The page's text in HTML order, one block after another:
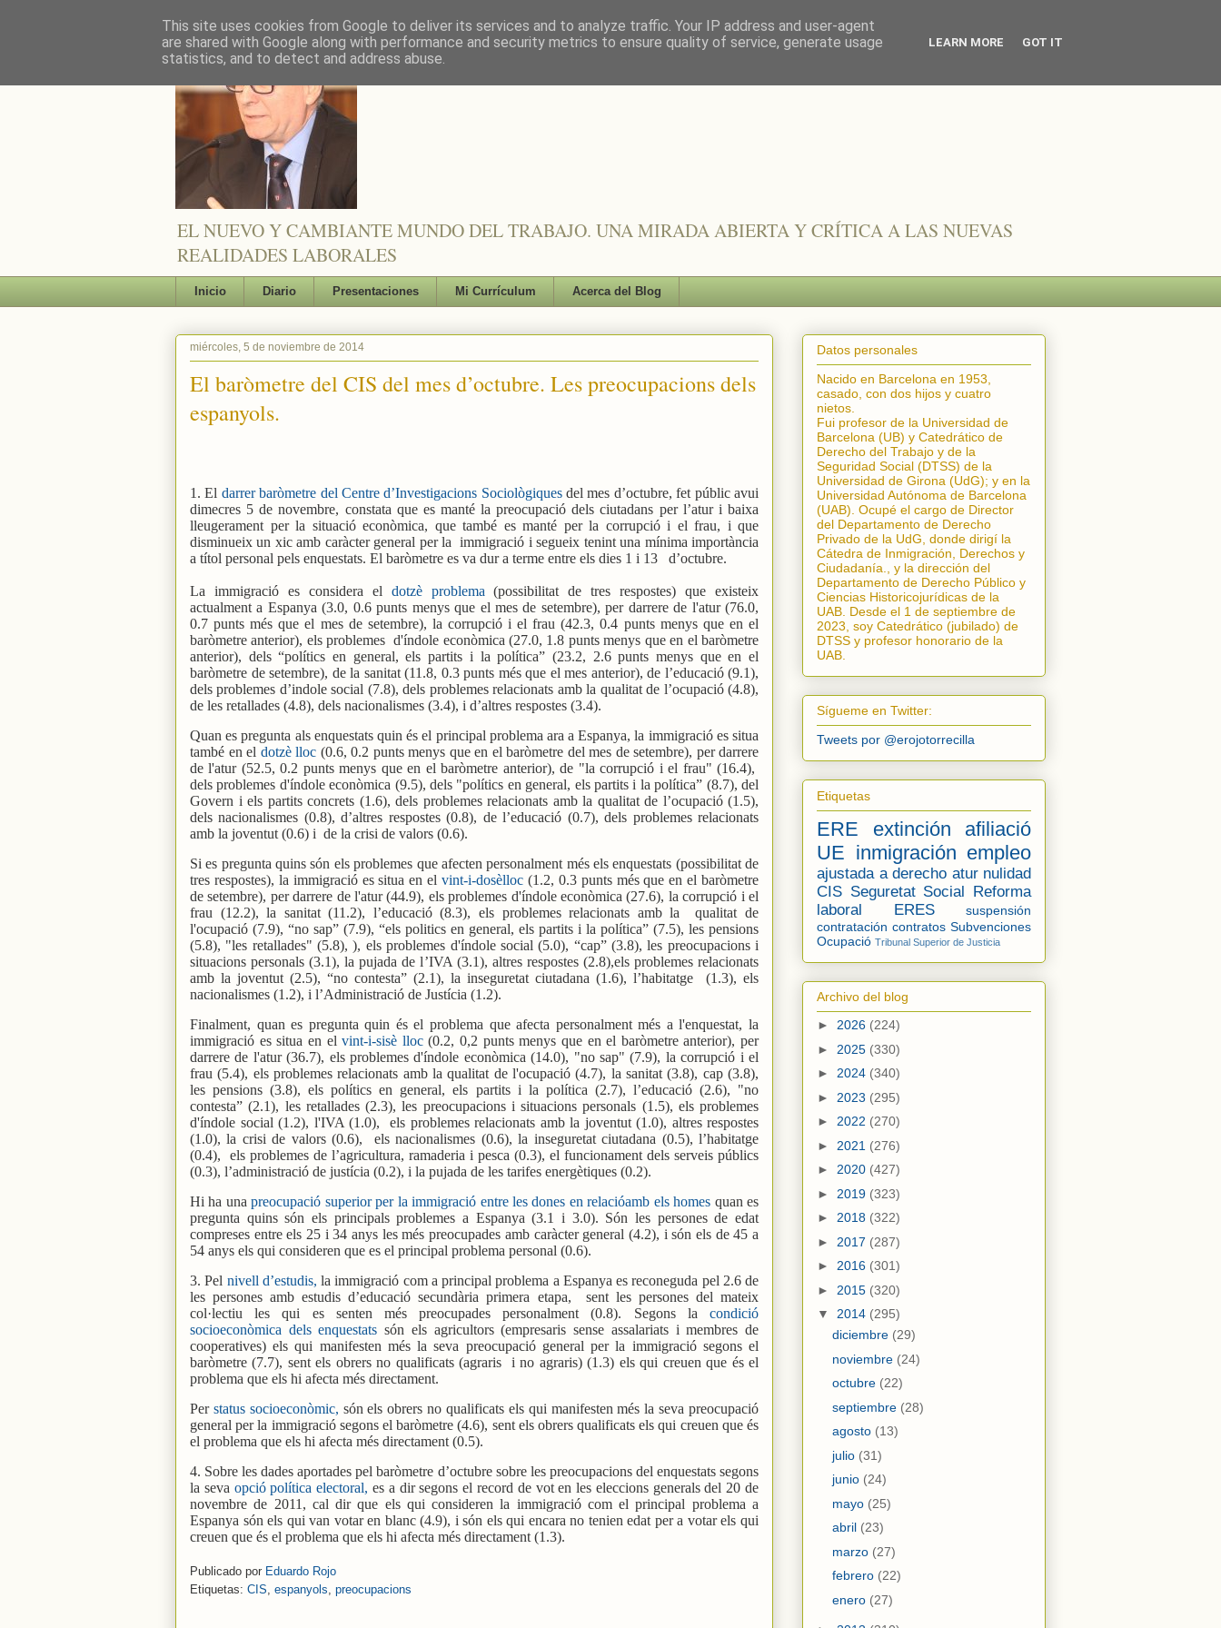
EL NUEVO Y CAMBIANTE MUNDO DEL TRABAJO. UNA MIRADA ABIERTA Y CRÍTICA A LAS NUEVAS
REALIDADES LABORALES
Inicio Diario Presentaciones Mi Currículum Acerca del Blog
miércoles, 5 de noviembre de 2014
El baròmetre del CIS del mes d’octubre. Les preocupacions dels
espanyols.
1. El darrer baròmetre del Centre d’Investigacions Sociològiquesdel mes d’octubre,fet públic avui
dimecres 5 de novembre, constata que es manté la preocupació dels ciutadans per l’atur i baixa
lleugerament per la situació econòmica, que també es manté per la corrupció i el frau, i que
disminueix un xic amb caràcter general per la
immigració i segueix tenint una mínima importància
a títol personal pels enquestats. El baròmetre es va dur a terme entre els dies 1 i 13
d’octubre.
La immigració es considera el dotzè problema (possibilitat de tres respostes) que existeix
actualment a Espanya (3.0, 0.6 punts menys que el mes de setembre), per darrere de l'atur (76.0,
0.7 punts més que el mes de setembre), la corrupció i el frau (42.3, 0.4 punts menys que en el
baròmetre anterior), els problemes d'índole econòmica (27.0, 1.8 punts menys que en el baròmetre
anterior), dels “polítics en general, els partits i la política” (23.2, 2.6 punts menys que en el
baròmetre de setembre), de la sanitat (11.8, 0.3 punts més que el mes anterior), de l’educació (9.1),
dels problemes d’indole social (7.8), dels problemes relacionats amb la qualitat de l’ocupació (4.8),
de les retallades (4.8), dels nacionalismes (3.4), i d’altres respostes (3.4).
Quan es pregunta als enquestats quin és el principal problema ara a Espanya, la immigració es situa
també en el dotzè lloc (0.6, 0.2 punts menys que en el baròmetre del mes de setembre), per darrere
de l'atur (52.5, 0.2 punts menys que en el baròmetre anterior), de "la corrupció i el frau" (16.4),
dels problemes d'índole econòmica (9.5), dels "polítics en general, els partits i la política” (8.7), del
Govern i els partits concrets (1.6), dels problemes relacionats amb la qualitat de l’ocupació (1.5),
dels nacionalismes (0.8), d’altres respostes (0.8), de l’educació (0.7), dels problemes relacionats
amb la joventut (0.6) i de la crisi de valors (0.6).
Si es pregunta quins són els problemes que afecten personalment més els enquestats (possibilitat de
tres respostes), la immigració es situa en el vint-i-dosèlloc (1.2, 0.3 punts més que en el baròmetre
de setembre), per darrere de l'atur (44.9), els problemes d'índole econòmica (27.6), la corrupció i el
frau (12.2), la sanitat (11.2), l’educació (8.3), els problemes relacionats amb la
qualitat de
l'ocupació (7.9), “no sap” (7.9), “els politics en general, els partits i la política” (7.5), les pensions
(5.8), "les retallades" (5.8), ), els problemes d'índole social (5.0), “cap” (3.8), les preocupacions i
situacions personals (3.1), la pujada de l’IVA (3.1), altres respostes (2.8),els problemes relacionats
amb la joventut (2.5), “no contesta” (2.1), la inseguretat ciutadana (1.6), l’habitatge
(1.3), els
nacionalismes (1.2), i l’Administració de Justícia (1.2).
Finalment, quan es pregunta quin és el problema que afecta personalment més a l'enquestat, la
immigració es situa en elvint-i-sisè lloc(0.2, 0,2 punts menys que en el baròmetre anterior), per
darrere de l'atur (36.7), els problemes d'índole econòmica (14.0), "no sap" (7.9), la corrupció i el
frau (5.4), els problemes relacionats amb la qualitat de l'ocupació (4.7), la sanitat (3.8), cap (3.8),
les pensions (3.8), els polítics en general, els partits i la política (2.7), l’educació (2.6), "no
contesta” (2.1), les retallades (2.3), les preocupacions i situacions personals (1.5), els problemes
d'índole social (1.2), l'IVA (1.0),
els problemes relacionats amb la joventut (1.0), altres respostes
(1.0), la crisi de valors (0.6),
els nacionalismes (0.6), la inseguretat ciutadana (0.5), l’habitatge
(0.4),
els problemes de l’agricultura, ramaderia i pesca (0.3), el funcionament dels serveis públics
(0.3), l’administració de justícia (0.2), i la pujada de les tarifes energètiques (0.2).
Hi ha unapreocupació superior per la immigració entre les dones en relacióamb els homes quan es
pregunta quins són els principals problemes a Espanya (3.1 i 3.0). Són les persones de edat
compreses entre els 25 i 34 anys les més preocupades amb caràcter general (4.2), i són els de 45 a
54 anys els qui consideren que es el principal problema personal (0.6).
3. Pel nivell d’estudis, la immigració com a principal problema a Espanya es reconeguda pel 2.6 de
les persones amb estudis d’educació secundària primera etapa,
sent les persones del mateix
col·lectiu les qui es senten més preocupades personalment (0.8). Segons la condició
socioeconòmica dels enquestatssón els agricultors (empresaris sense assalariats i membres de
cooperatives) els qui manifesten més la seva preocupació general per la immigració segons el
baròmetre (7.7), sent els obrers no qualificats (agraris
i no agraris) (1.3) els qui creuen que és el
problema que els hi afecta més directament.
Perstatus socioeconòmic, són els obrers no qualificats els qui manifesten més la seva preocupació
general per la immigració segons el baròmetre (4.6), sent els obrers qualificats els qui creuen que és
el problema que els hi afecta més directament (0.5).
4. Sobre les dades aportades pel baròmetre d’octubre sobre les preocupacions del enquestats segons
la seva opció política electoral, es a dir segons el record de vot en les eleccions generals del 20 de
novembre de 2011, cal dir que els qui consideren la immigració com el principal problema a
Espanya són els qui van votar en blanc (4.9), i són els qui encara no tenien edat per a votar els qui
creuen que és el problema que els hi afecta més directament (1.3).
Publicado por Eduardo Rojo
Etiquetas: CIS, espanyols, preocupacions
Datos personales
Nacido en Barcelona en 1953,
casado, con dos hijos y cuatro
nietos.
Fui profesor de la Universidad de
Barcelona (UB) y Catedrático de
Derecho del Trabajo y de la
Seguridad Social (DTSS) de la
Universidad de Girona (UdG); y en la
Universidad Autónoma de Barcelona
(UAB). Ocupé el cargo de Director
del Departamento de Derecho
Privado de la UdG, donde dirigí la
Cátedra de Inmigración, Derechos y
Ciudadanía.
, y la dirección del
Departamento de Derecho Público y
Ciencias Historicojurídicas de la
UAB. Desde el 1 de septiembre de
2023, soy Catedrático (jubilado) de
DTSS y profesor honorario de la
UAB.
Sígueme en Twitter:
Tweets por @erojotorrecilla
Etiquetas
ERE extinción
afiliació
UE inmigración empleo
ajustada a derecho atur nulidad
CIS Seguretat Social Reforma
laboral
ERES
suspensión
contratación contratos Subvenciones
Ocupació Tribunal Superior de Justicia
Archivo del blog
► 2026 (224)
► 2025 (330)
► 2024 (340)
► 2023 (295)
► 2022 (270)
► 2021 (276)
► 2020 (427)
► 2019 (323)
► 2018 (322)
► 2017 (287)
► 2016 (301)
► 2015 (320)
▼ 2014 (295)
diciembre (29)
noviembre (24)
octubre (22)
septiembre (28)
agosto (13)
julio (31)
junio (24)
mayo (25)
abril (23)
marzo (27)
febrero (22)
enero (27)
This site uses cookies from Google to deliver its services and to analyze traffic. Your IP address and user-agent
are shared with Google along with performance and security metrics to ensure quality of service, generate usage
statistics, and to detect and address abuse.
LEARN MORE GOT IT